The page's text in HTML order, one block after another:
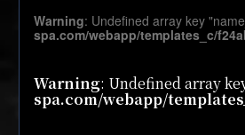
Warning: Undefined array key
spa.com/webapp/templates_c/
Warning: Undefined array
spa.com/webapp/